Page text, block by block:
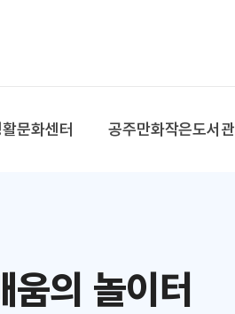
문화센터 공주만화작은도서관
의 놀이터